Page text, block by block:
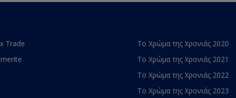
Trade
Το Χρώμα της Χρονιάς 2020
Το Χρώμα της Χρονιάς 2021
Το Χρώμα της Χρονιάς 2022
Το Χρώμα της Χρονιάς 2023